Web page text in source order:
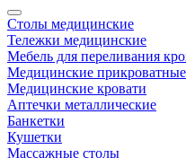
Столы медицинские
Тележки медицинские
Мебель для переливания
Медицинские
Медицинские кровати
Аптечки металлические
Банкетки
Кушетки
Массажные столы